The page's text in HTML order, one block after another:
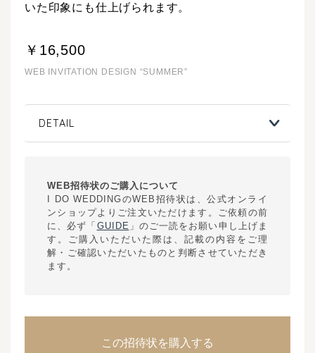
いた印象にも仕上げられます。
￥16,500
WEB INVITATION DESIGN “SUMMER”
DETAIL
WEB招待状のご購入について
I DO WEDDINGのWEB招待状は、公式オンライ
ンショップよりご注文いただけます。ご依頼の前
に、必ず「 GUIDE 」のご一読をお願い申し上げま
す。ご購入いただいた際は、記載の内容をご理
解・ご確認いただいたものと判断させていただき
ます。
この招待状を購入する